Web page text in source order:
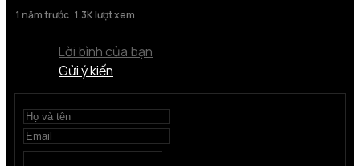
1 năm trước 1.3K lượt xem
Lời bình của bạn
Gửi ý kiến